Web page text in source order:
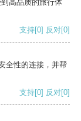
高品质的旅行体
支持[0] 反对[0]
全性的连接，并帮
支持[0] 反对[0]